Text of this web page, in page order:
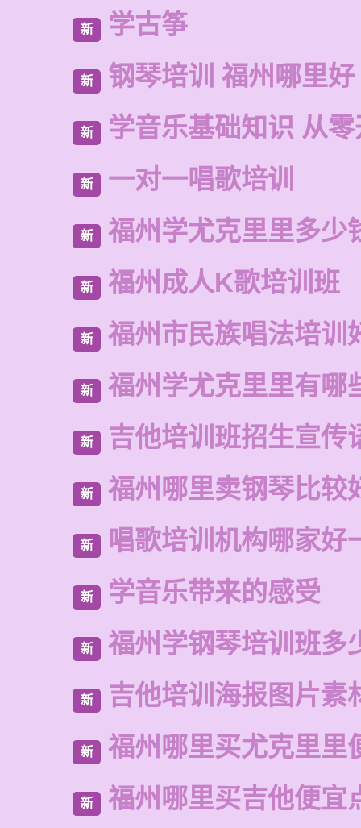
新 学古筝
新 钢琴培训 福州哪里好
新 学音乐基础知识 从
新 一对一唱歌培训
新 福州学尤克里里多少
新 福州成人K歌培训班
新 福州市民族唱法培训
新 福州学尤克里里有哪
新 吉他培训班招生宣传
新 福州哪里卖钢琴比较
新 唱歌培训机构哪家好
新 学音乐带来的感受
新 福州学钢琴培训班多
新 吉他培训海报图片素
新 福州哪里买尤克里里
新 福州哪里买吉他便宜